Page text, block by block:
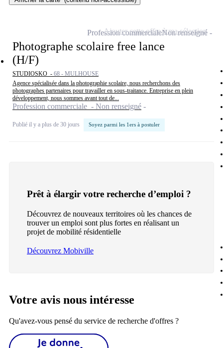
Photographe scolaire free lance
(H/F)
STUDIOSKO - 68 - MULHOUSE
Agence spécialisée dans la photographie scolaire, nous recherchons des
photographes partenaires pour travailler en sous-traitance. Entreprise en plein
développement, nous sommes avant tout de...
Profession commerciale - Non renseigné
Publié il y a plus de 30 jours Soyez parmi les 1ers à postuler
Profession commercialeNon renseigné
Ajouter cette offre à ma sélection
Prêt à élargir votre recherche d’emploi ?
Découvrez de nouveaux territoires où les chances de
trouver un emploi sont plus fortes en réalisant un
projet de mobilité résidentielle
Découvrez Mobiville
Votre avis nous intéresse
Qu'avez-vous pensé du service de recherche d'offres ?